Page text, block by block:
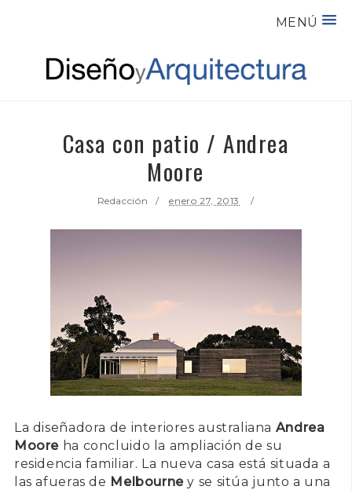
MENÚ
Casa con patio / Andrea
Moore
Redacción enero 27, 2013
La diseñadora de interiores australiana Andrea
Moore ha concluido la ampliación de su
residencia familiar. La nueva casa está situada a
las afueras de Melbourney se sitúa junto a una